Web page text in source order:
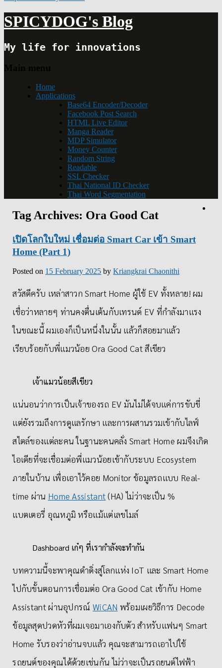
SPICYDOG's Blog
My life for innovations
Main menu
Home
Applications
Base64 Encoder/Decoder
Facebook Post Search
HTML Live Editor
Manga Reader
MDP Simulator
Money Counter
Random String
Readable
SSL Checker
Thai National ID Checker
Thai Word Segmentation
Tag Archives: Ora Good Cat
เปิดโลกใบใหม่ เชื่อมต่อ Smart Car เข้า Smart
Home (Part 1)
Posted on 15 February 2025 byKriangkrai Chaonithi
สวัสดีครับ เหล่าสาวก Smart Home ผู้ใช้ EV ทั้งหลาย! ผม
เชื่อว่าหลายๆ ท่านคงตื่นเต้นกับเทรนด์ EV ที่กำลังมาแรง
ในขณะนี้ ผมเองก็เป็นหนึ่งในนั้น แล้วก็สอยมาแล้ว
เรียบร้อยกับพี่แมวน้อย Ora Good Cat สีเขียว
เจ้าแมวน้อยสีเขียว
แน่นอนว่าการเป็นเจ้าของรถ EV มันไม่ได้จบแค่การขับขี่
แต่ยังรวมถึงการดูแลรักษา และการผสานรวมเข้ากับไลฟ์
สไตล์ของแต่ละคน ในฐานะคนคลั่ง Smart Home ผมจึงเกิด
ไอเดียที่จะเชื่อมต่อพี่แมวน้อยเข้ากับระบบ Ecosystem
ภายในบ้าน เพื่อเอาไว้คอย Monitor ข้อมูลรถแบบ Real-
time ผ่าน Home Assistant(HA) ไม่ว่าจะเป็น %
แบตเตอรี่ อุณหภูมิ หรือแม้แต่เลขไมล์
Dashboard เก๋ๆ ที่เรากำลังจะทำกัน
บทความนี้จะพาคุณดำดิ่งสู่โลกแห่ง IoT และ Smart Home
ไปกับขั้นตอนการเชื่อมต่อ Ora Good Cat เข้ากับ Home
Assistant ผ่านอุปกรณ์ WiCAN พร้อมเผยวิธีการ Decode
ข้อมูลสุดปวดหัวที่ผมเจอมาเองกับตัว สำหรับแฟนๆ Smart
Home รับรองว่าอ่านจบแล้ว คุณจะสามารถเอาไปใช้
รถยนต์ของคุณได้ด้วยเช่นกัน ไม่ว่าจะเป็นรถยนต์ไฟฟ้า